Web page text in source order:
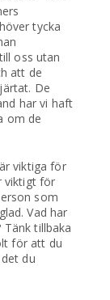
tycka
oss utan
att de
De
har vi haft
om de
viktiga för
viktigt för
som
Vad har
tillbaka
för att du
du